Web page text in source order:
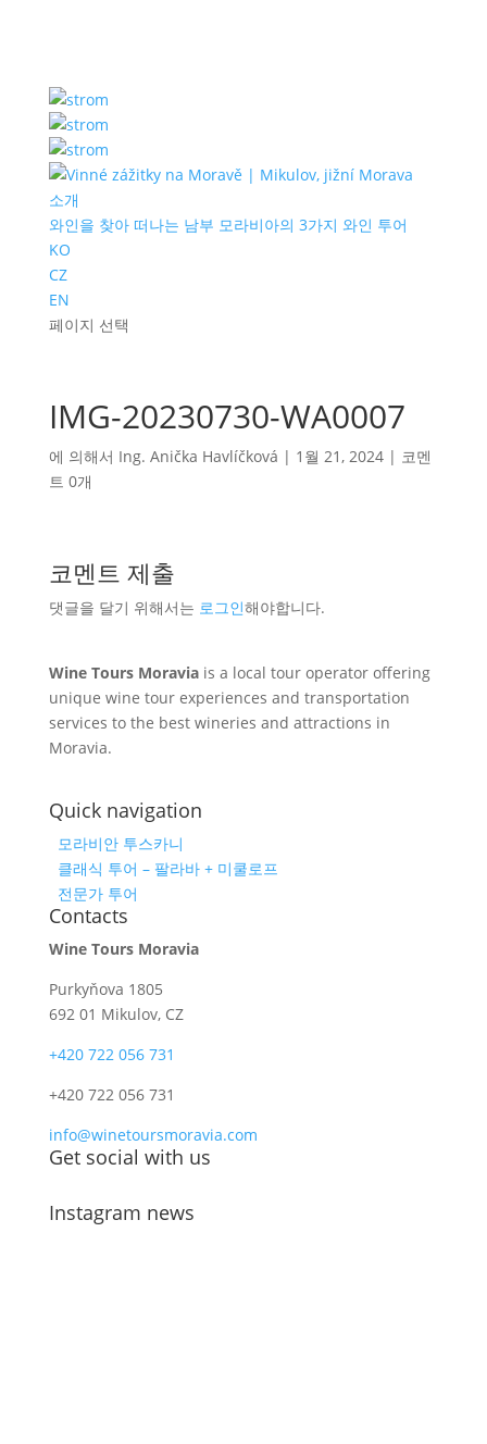
소개
와인을 찾아 떠나는 남부 모라비아의 3가지 와인 투어
KO
CZ
EN
페이지 선택
IMG-20230730-WA0007
에 의해서 Ing. Anička Havlíčková | 1월 21, 2024| 코멘
트 0개
코멘트 제출
댓글을 달기 위해서는 로그인해야합니다.
Wine Tours Moraviais a local tour operator offering
unique wine tour experiences and transportation
services to the best wineries and attractions in
Moravia.
Quick navigation
모라비안 투스카니
클래식 투어 – 팔라바 + 미쿨로프
전문가 투어
Contacts
Wine Tours Moravia
Purkyňova 1805
692 01 Mikulov, CZ
+420 722 056 731
+420 722 056 731
info@winetoursmoravia.com
Get social with us
Instagram news